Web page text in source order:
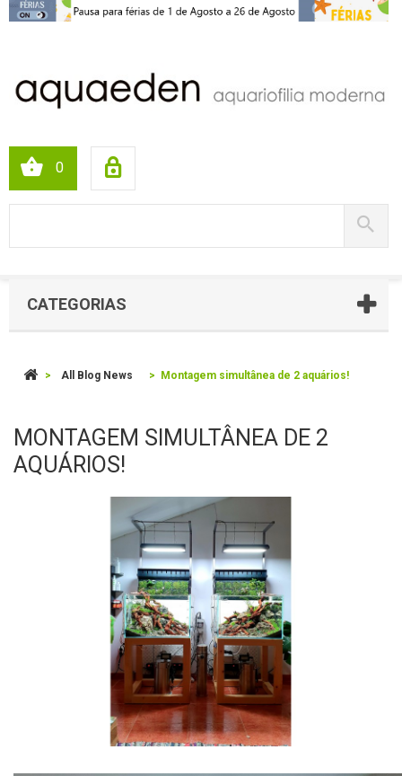
0
CATEGORIAS
> All Blog News > Montagem simultânea de 2 aquários!
MONTAGEM SIMULTÂNEA DE 2
AQUÁRIOS!